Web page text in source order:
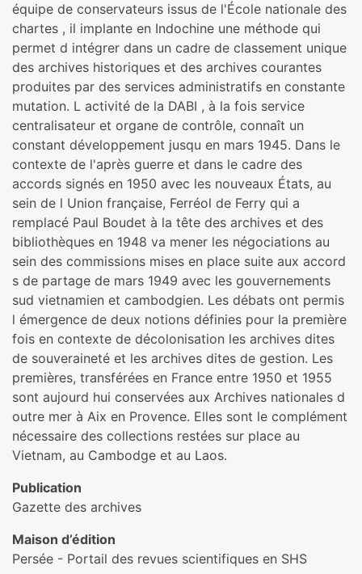
équipe de conservateurs issus de l'École nationale des
chartes , il implante en Indochine une méthode qui
permet d intégrer dans un cadre de classement unique
des archives historiques et des archives courantes
produites par des services administratifs en constante
mutation. L activité de la DABI , à la fois service
centralisateur et organe de contrôle, connaît un
constant développement jusqu en mars 1945. Dans le
contexte de l'après guerre et dans le cadre des
accords signés en 1950 avec les nouveaux États, au
sein de l Union française, Ferréol de Ferry qui a
remplacé Paul Boudet à la tête des archives et des
bibliothèques en 1948 va mener les négociations au
sein des commissions mises en place suite aux accord
s de partage de mars 1949 avec les gouvernements
sud vietnamien et cambodgien. Les débats ont permis
l émergence de deux notions définies pour la première
fois en contexte de décolonisation les archives dites
de souveraineté et les archives dites de gestion. Les
premières, transférées en France entre 1950 et 1955
sont aujourd hui conservées aux Archives nationales d
outre mer à Aix en Provence. Elles sont le complément
nécessaire des collections restées sur place au
Vietnam, au Cambodge et au Laos.
Publication
Gazette des archives
Maison d’édition
Persée - Portail des revues scientifiques en SHS